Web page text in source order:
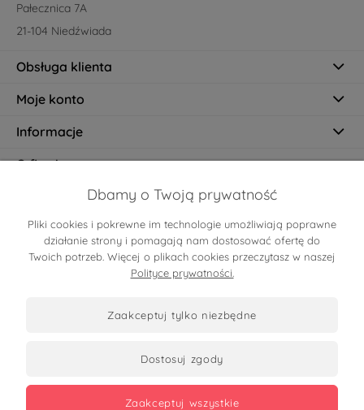
Pałecznica 7A
21-104 Niedźwiada
Obsługa klienta
Moje konto
Informacje
O firmie
Certyfikaty
Dbamy o Twoją prywatność
Pliki cookies i pokrewne im technologie umożliwiają poprawne
działanie strony i pomagają nam dostosować ofertę do
Twoich potrzeb. Więcej o plikach cookies przeczytasz w naszej
Polityce prywatności.
zaakceptuj tylko niezbędne
dostosuj zgody
zaakceptuj wszystkie